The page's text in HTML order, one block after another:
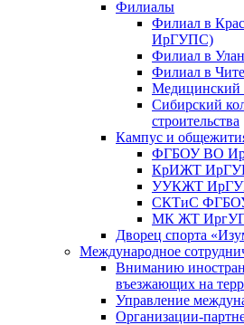
Филиалы
Филиал в
ИрГУПС)
Филиал в
Филиал в
Медицинский
Сибирский
строительства
Кампус и
ФГБОУ ВО
КрИЖТ
УУКЖТ
СКТиС
МК ЖТ
Дворец спорта
Международное
Вниманию
въезжающих на
Управление
Организации-